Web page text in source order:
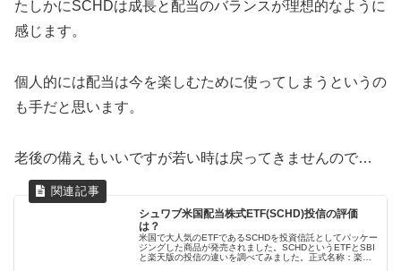
たしかにSCHDは成長と配当のバランスが理想的なように
感じます。
個人的には配当は今を楽しむために使ってしまうというの
も手だと思います。
老後の備えもいいですが若い時は戻ってきませんので…
シュワブ米国配当株式ETF(SCHD)投信の評価
は？
米国で大人気のETFであるSCHDを投資信託としてパッケー
ジングした商品が発売されました。SCHDというETFとSBI
と楽天版の投信の違いを調べてみました。正式名称：楽